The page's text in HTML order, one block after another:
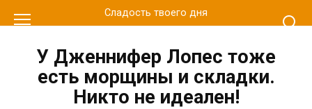
к
Сладость твоего дня
У Дженнифер Лопес тоже
есть морщины и складки.
Никто не идеален!